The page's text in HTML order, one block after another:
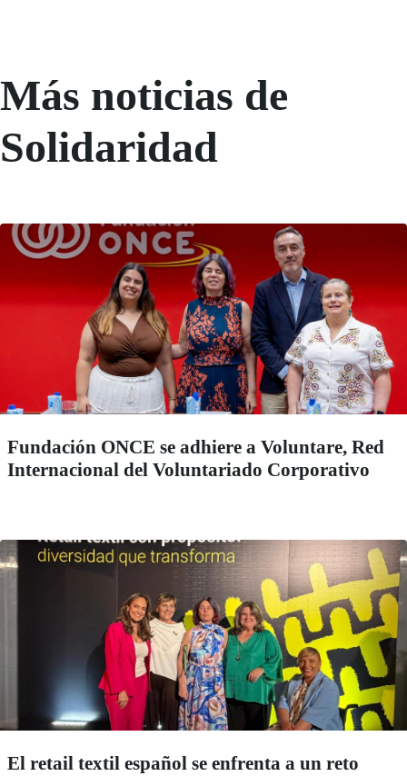
Más noticias de
Solidaridad
Fundación ONCE se adhiere a Voluntare, Red
Internacional del Voluntariado Corporativo
El retail textil español se enfrenta a un reto